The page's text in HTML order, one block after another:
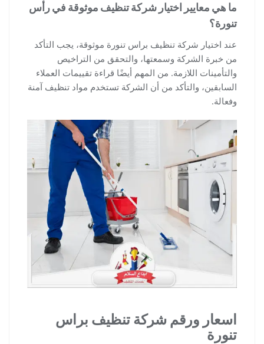
ما هي معايير اختيار شركة تنظيف موثوقة في رأس
تنورة؟
عند اختيار شركة تنظيف براس تنورة موثوقة، يجب التأكد
من خبرة الشركة وسمعتها، والتحقق من التراخيص
والتأمينات اللازمة. من المهم أيضًا قراءة تقييمات العملاء
السابقين، والتأكد من أن الشركة تستخدم مواد تنظيف آمنة
وفعالة.
اسعار ورقم شركة تنظيف براس
تنورة